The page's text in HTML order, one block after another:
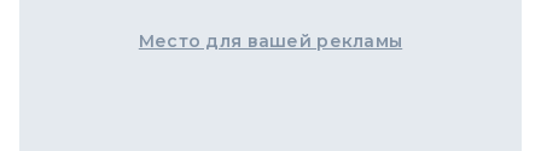
Место для вашей рекламы